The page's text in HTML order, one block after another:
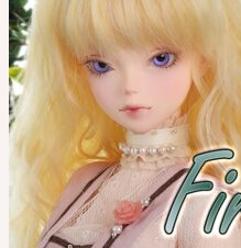
中文 $ USD
한국어 ￦ KRW
ROSETTE
English $ USD
English € EUR
日本語 ￥ JPY
中文 $ USD
한국어 ￦ KRW
LILA
English $ USD
English € EUR
日本語 ￥ JPY
中文 $ USD